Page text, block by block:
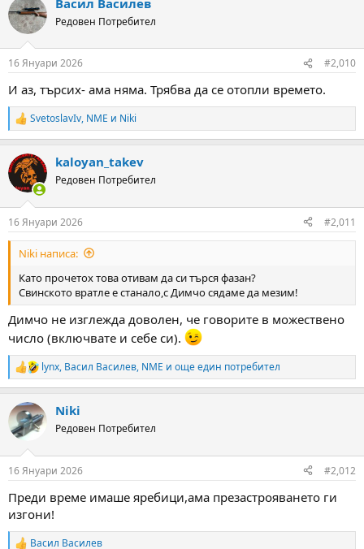
c
t
i
s
Редовен Потребител
16 Януари 2026 #2,010
И аз, търсих- ама няма. Трябва да се отопли времето.
R
e
c
t
i
s
:
SvetoslavIv, NME и Niki
kaloyan_takev
Редовен Потребител
16 Януари 2026 #2,011
Niki написа:
Като прочетох това отивам да си търся фазан?
Свинското вратле е станало,с Димчо сядаме да мезим!
Димчо не изглежда доволен, че говорите в можествено
число (включвате и себе си).
R
e
c
t
i
s
lynx, Васил Василев, NME и още един потребител
Niki
Редовен Потребител
16 Януари 2026 #2,012
Преди време имаше яребици,ама презастрояването ги
изгони!
Васил Василев